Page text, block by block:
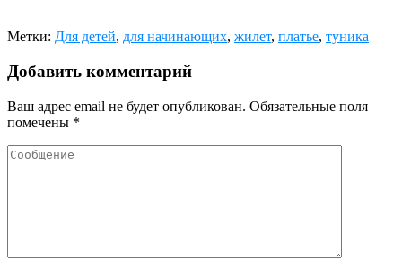
Метки: Для детей, для начинающих, жилет, платье, туника
Добавить комментарий
Ваш адрес email не будет опубликован. Обязательные поля
помечены *